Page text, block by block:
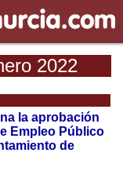
2022
la aprobación
Empleo Público
de